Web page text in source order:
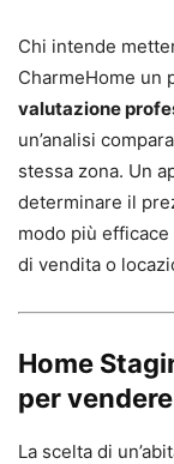
Chi intende
CharmeHome un
valutazione
un’analisi
stessa zona. Un
determinare il
modo più
di vendita o
Home
per
La scelta di